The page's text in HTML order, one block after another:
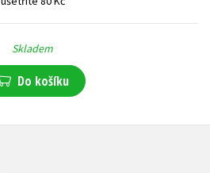
Skladem
Do košíku